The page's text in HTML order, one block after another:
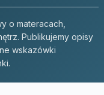
o materacach,
Publikujemy opisy
wskazówki